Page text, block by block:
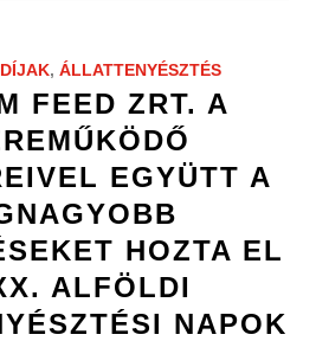
DÍJAK,ÁLLATTENYÉSZTÉS
FEED ZRT. A
EGYÜTT A
HOZTA EL
ALFÖLDI
NAPOK